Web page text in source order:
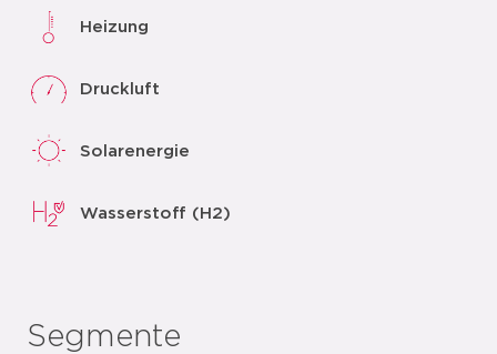
Heizung
Druckluft
Solarenergie
Wasserstoff (H2)
Segmente